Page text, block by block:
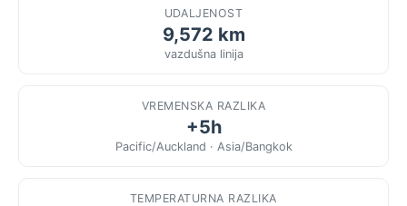
UDALJENOST
9,572 km
vazdušna linija
VREMENSKA RAZLIKA
+5h
Pacific/Auckland · Asia/Bangkok
TEMPERATURNA RAZLIKA